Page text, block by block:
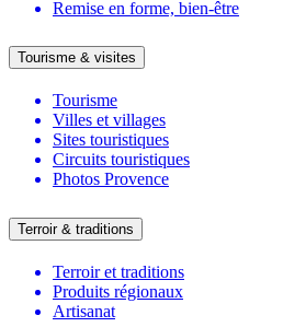
Remise en forme, bien-être
Tourisme & visites
Tourisme
Villes et villages
Sites touristiques
Circuits touristiques
Photos Provence
Terroir & traditions
Terroir et traditions
Produits régionaux
Artisanat